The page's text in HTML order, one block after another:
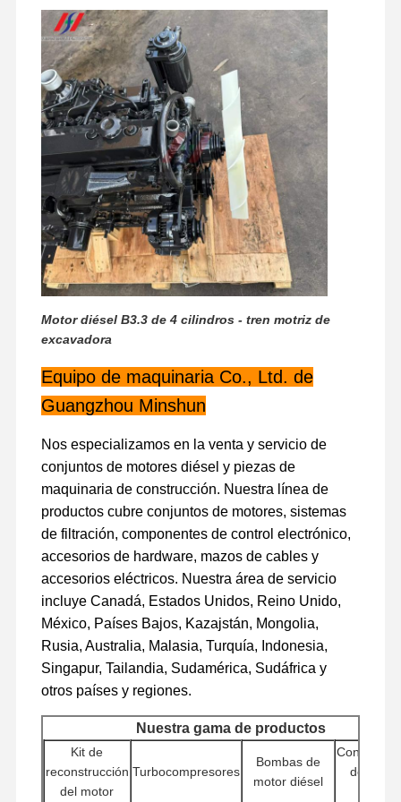
Visita A La
Fábrica
Control De
Calidad
Contáctenos Noticias
Casos
Perkins Engine
Motor Yanmar
El motor de Isuzu
Motor Cummins
Motor de MITSUBISHI
Motor excavador
equipo de la reconstrucción del motor
Bomba de inyección
Asamblea del turbocompresor
Otras piezas del motor
Sistema de control electrónico
componentes eléctricos del motor
Sistema de combustible del motor
Piezas hidráulicas de excavadora
Motor diésel B3.3 de 4 cilindros - tren motriz de
excavadora
Equipo de maquinaria Co., Ltd. de
Guangzhou Minshun
Nos especializamos en la venta y servicio de
conjuntos de motores diésel y piezas de
maquinaria de construcción. Nuestra línea de
productos cubre conjuntos de motores, sistemas
de filtración, componentes de control electrónico,
accesorios de hardware, mazos de cables y
accesorios eléctricos. Nuestra área de servicio
incluye Canadá, Estados Unidos, Reino Unido,
México, Países Bajos, Kazajstán, Mongolia,
Rusia, Australia, Malasia, Turquía, Indonesia,
Singapur, Tailandia, Sudamérica, Sudáfrica y
otros países y regiones.
Nuestra gama de productos
Kit de
reconstrucción
del motor
Turbocompresores
Bombas de
motor diésel
del